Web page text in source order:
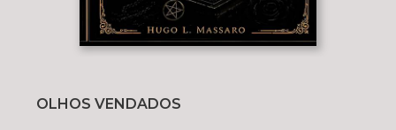
OLHOS VENDADOS